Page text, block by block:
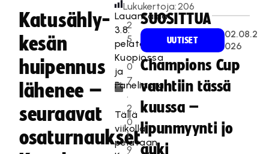
Katusähly-
kesän
huipennus
lähenee –
seuraavat
osaturnaukset
2
5
.
0
7
.
2
0
1
9
Lukukertoja:206
Lauantaina
3.8.
pelataan
Kuopiossa
ja
Paneliassa.
Tällä
viikolla
pelataan
SUOSITTUA
UUTISET
02.08.2
026
Champions Cup
vauhtiin tässä
kuussa –
lipunmyynti jo
auki